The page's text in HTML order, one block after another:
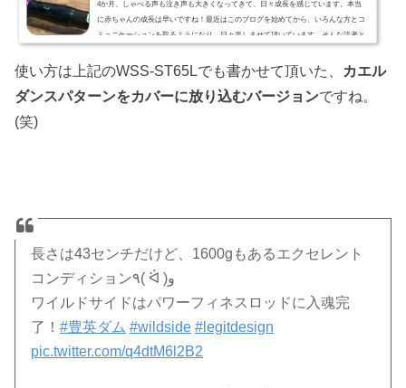
4か月、しゃべる声も泣き声も大きくなってきて、日々成長を感じています。本当
に赤ちゃんの成長は早いですね！最近はこのブログを始めてから、いろんな方とコ
ミュニケーションを取るようになり、日々楽しませて頂いています。そんな読者と
が、房総リザーバー（亀山ダム、片倉ダム、豊英ダム、三島ダム、戸面原ダム）に
おける、レンタルボートスタイルでのバスフィッシングに...
使い方は上記のWSS-ST65Lでも書かせて頂いた、 カエル
ダンスパターンをカバーに放り込むバージョンですね。
(笑)
長さは43センチだけど、1600gもあるエクセレント
コンディション٩( ᐛ )و
ワイルドサイドはパワーフィネスロッドに入魂完
了！#豊英ダム #wildside #legitdesign
pic.twitter.com/q4dtM6l2B2